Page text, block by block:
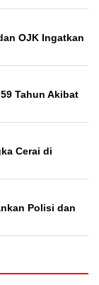
OJK Ingatkan
Tahun Akibat
Cerai di
Polisi dan